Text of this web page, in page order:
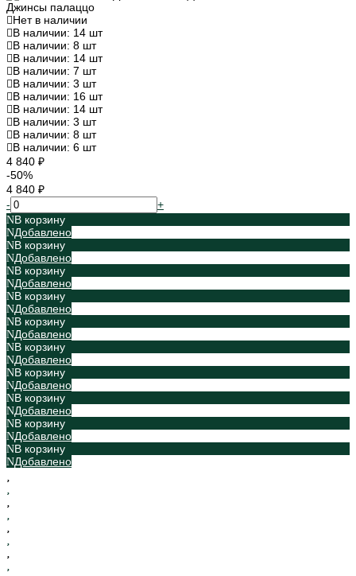
Джинсы палаццо
Нет в наличии
В наличии: 14 шт
В наличии: 8 шт
В наличии: 14 шт
В наличии: 7 шт
В наличии: 3 шт
В наличии: 16 шт
В наличии: 14 шт
В наличии: 3 шт
В наличии: 8 шт
В наличии: 6 шт
4 840 ₽
-50%
4 840 ₽
-
+
В корзину
Добавлено
В корзину
Добавлено
В корзину
Добавлено
В корзину
Добавлено
В корзину
Добавлено
В корзину
Добавлено
В корзину
Добавлено
В корзину
Добавлено
В корзину
Добавлено
В корзину
Добавлено